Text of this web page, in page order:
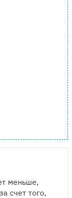
меньше,
счет того,